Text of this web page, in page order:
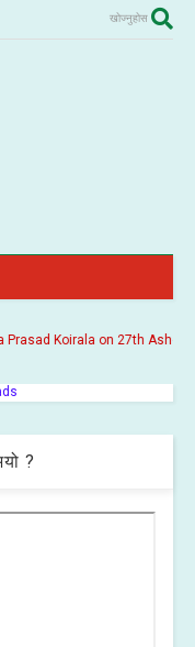
खोज्नुहोस
Koirala on 27th Ashoj
?